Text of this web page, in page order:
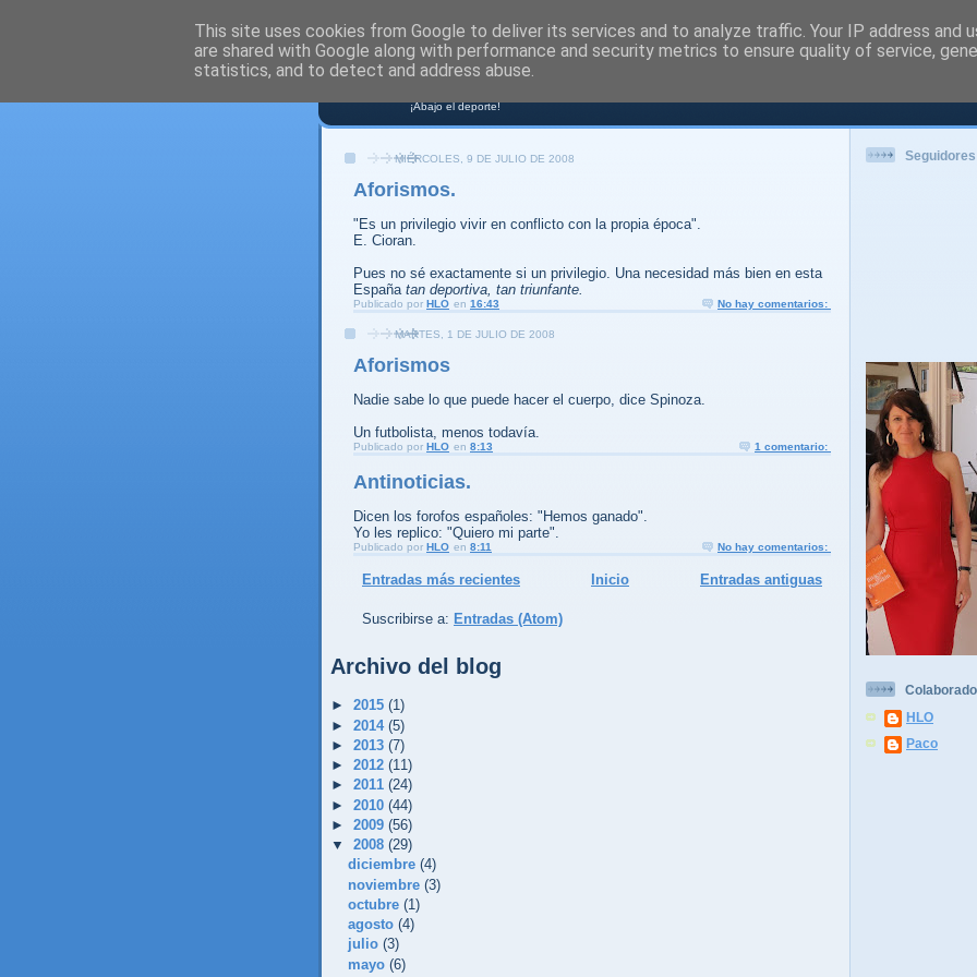
NO SPORT
¡Abajo el deporte!
MIÉRCOLES, 9 DE JULIO DE 2008
Aforismos.
"Es un privilegio vivir en conflicto con la propia época".
E. Cioran.
Pues no sé exactamente si un privilegio. Una necesidad más bien en esta
España tan deportiva, tan triunfante.
Publicado por HLO en 16:43 No hay comentarios:
MARTES, 1 DE JULIO DE 2008
Aforismos
Nadie sabe lo que puede hacer el cuerpo, dice Spinoza.
Un futbolista, menos todavía.
Publicado por HLO en 8:13 1 comentario:
Antinoticias.
Dicen los forofos españoles: "Hemos ganado".
Yo les replico: "Quiero mi parte".
Publicado por HLO en 8:11 No hay comentarios:
Entradas más recientes Entradas antiguas
Inicio
Suscribirse a: Entradas (Atom)
Archivo del blog
► 2015 (1)
► 2014 (5)
► 2013 (7)
► 2012 (11)
► 2011 (24)
► 2010 (44)
► 2009 (56)
▼ 2008 (29)
diciembre (4)
noviembre (3)
octubre (1)
agosto (4)
julio (3)
mayo (6)
Seguidores
HLO
Paco
This site uses cookies from Google to deliver its services and to analyze traffic. Your IP address and
are shared with Google along with performance and security metrics to ensure quality of service,
statistics, and to detect and address abuse.